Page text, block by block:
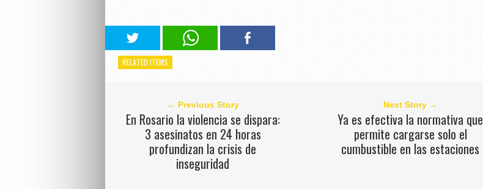
RELATED ITEMS
← Previous Story
En Rosario la violencia se dispara:
3 asesinatos en 24 horas
profundizan la crisis de
inseguridad
Next Story →
Ya es efectiva la normativa que
permite cargarse solo el
cumbustible en las estaciones